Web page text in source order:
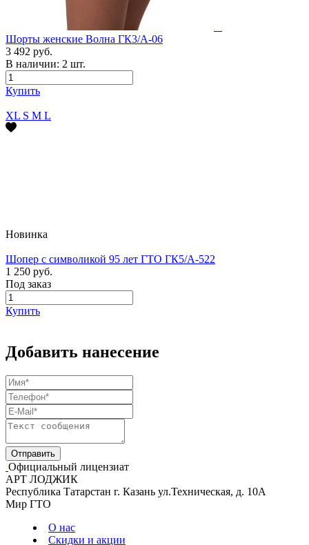
Шорты женские Волна ГК3/А-06
3 492 руб.
В наличии: 2 шт.
Купить
XL S M L
Новинка
Шопер с символикой 95 лет ГТО ГК5/А-522
1 250 руб.
Под заказ
Купить
Добавить нанесение
Официальный лицензиат
АРТ ЛОДЖИК
Республика Татарстан г. Казань ул.Техническая, д. 10А
Мир ГТО
О нас
Скидки и акции